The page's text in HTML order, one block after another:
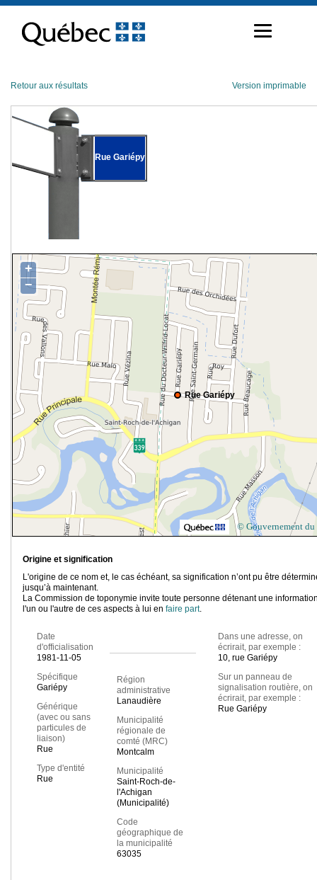
contenu
Retour aux résultats Version imprimable
Rue Gariépy
Rue Gariépy
+
−
© Gouvernement du
Origine et signification
L'origine de ce nom et, le cas échéant, sa signification n’ont pu être
jusqu’à maintenant.
La Commission de toponymie invite toute personne détenant une
l'un ou l'autre de ces aspects à lui en faire part.
Date
d'officialisation
1981-11-05
Spécifique
Gariépy
Générique
(avec ou sans
particules de
liaison)
Rue
Type d'entité
Rue
Région
administrative
Lanaudière
Municipalité
régionale de
comté (MRC)
Montcalm
Municipalité
Saint-Roch-de-
l'Achigan
(Municipalité)
Code
géographique de
la municipalité
63035
Dans une adresse, on
écrirait, par exemple :
10, rue Gariépy
Sur un panneau de
signalisation routière, on
écrirait, par exemple :
Rue Gariépy